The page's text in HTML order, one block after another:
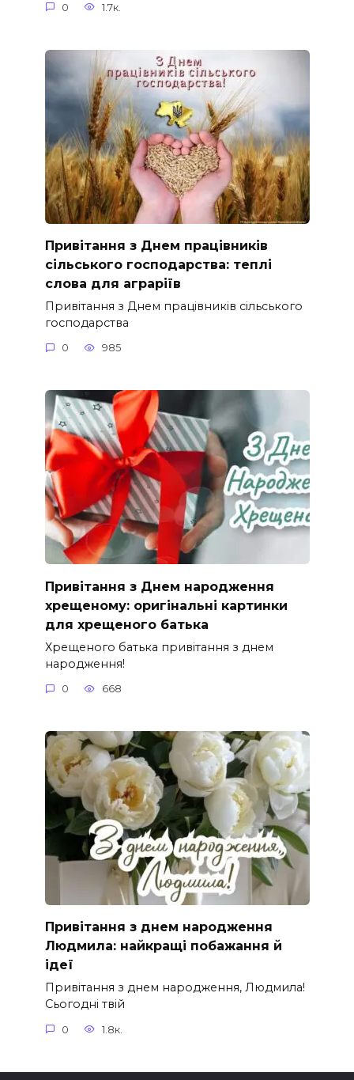
0 1.7к.
Привітання з Днем працівників
сільського господарства: теплі
слова для аграріїв
Привітання з Днем працівників сільського
господарства
0 985
Привітання з Днем народження
хрещеному: оригінальні картинки
для хрещеного батька
Хрещеного батька привітання з днем
народження!
0 668
Привітання з днем народження
Людмила: найкращі побажання й
ідеї
Привітання з днем народження, Людмила!
Сьогодні твій
0 1.8к.